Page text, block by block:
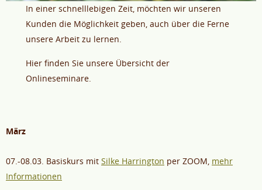
In einer schnelllebigen Zeit, möchten wir unseren
Kunden die Möglichkeit geben, auch über die Ferne
unsere Arbeit zu lernen.
Hier finden Sie unsere Übersicht der
Onlineseminare.
März
07.-08.03. Basiskurs mit Silke Harrington per ZOOM, mehr
Informationen